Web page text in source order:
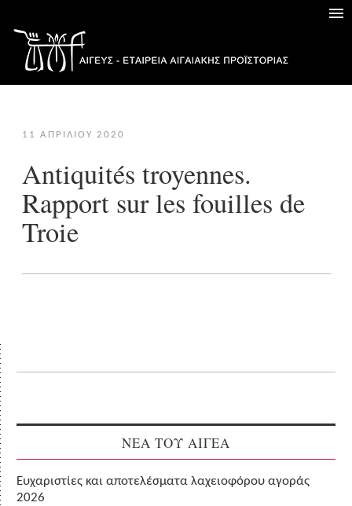
11 ΑΠΡΙΛΊΟΥ 2020
Antiquités troyennes.
Rapport sur les fouilles de
Troie
ΝΕΑ ΤΟΥ ΑΙΓΕΑ
Ευχαριστίες και αποτελέσματα λαχειοφόρου αγοράς
2026